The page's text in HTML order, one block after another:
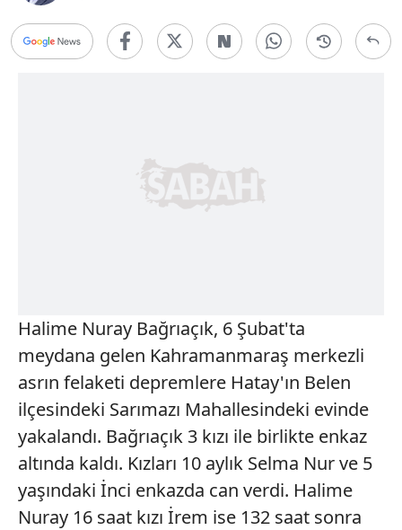
Halime Nuray Bağrıaçık, 6 Şubat'ta
meydana gelen Kahramanmaraş merkezli
asrın felaketi depremlere Hatay'ın Belen
ilçesindeki Sarımazı Mahallesindeki evinde
yakalandı. Bağrıaçık 3 kızı ile birlikte enkaz
altında kaldı. Kızları 10 aylık Selma Nur ve 5
yaşındaki İnci enkazda can verdi. Halime
Nuray 16 saat kızı İrem ise 132 saat sonra